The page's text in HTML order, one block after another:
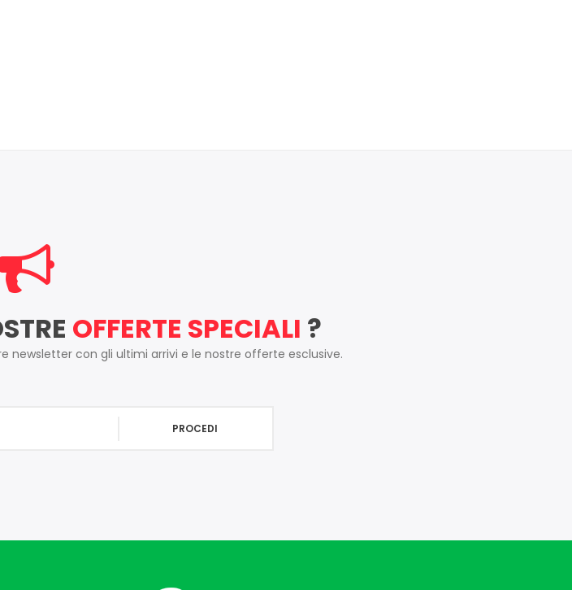
OFFERTE SPECIALI ?
newsletter con gli ultimi arrivi e le nostre offerte esclusive.
PROCEDI